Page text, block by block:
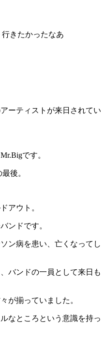
行きたかったなあ
ーティストが来日されてい
です。
後。
アウト。
ンドです。
ン病を患い、亡くなってし
バンドの一員として来日も
が揃っていました。
なところという意識を持っ